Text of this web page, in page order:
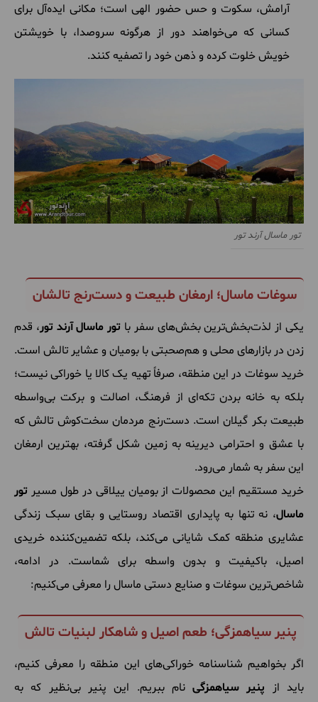
آرامش، سکوت و حس حضور الهی است؛ مکانی ایده‌آل برای
کسانی که می‌خواهند دور از هرگونه سروصدا، با خویشتن
خویش خلوت کرده و ذهن خود را تصفیه کنند.
تور ماسال آرند تور
سوغات ماسال؛ ارمغان طبیعت و دست‌رنج تالشان
یکی از لذت‌بخش‌ترین بخش‌های سفر با تور ماسال آرند تور، قدم
زدن در بازارهای محلی و هم‌صحبتی با بومیان و عشایر تالش است.
خرید سوغات در این منطقه، صرفاً تهیه یک کالا یا خوراکی نیست؛
بلکه به خانه بردن تکه‌ای از فرهنگ، اصالت و برکت بی‌واسطه
طبیعت بکر گیلان است. دست‌رنج مردمان سخت‌کوش تالش که
با عشق و احترامی دیرینه به زمین شکل گرفته، بهترین ارمغان
این سفر به شمار می‌رود.
خرید مستقیم این محصولات از بومیان ییلاقی در طول مسیر تور
ماسال، نه تنها به پایداری اقتصاد روستایی و بقای سبک زندگی
عشایری منطقه کمک شایانی می‌کند، بلکه تضمین‌کننده خریدی
اصیل، باکیفیت و بدون واسطه برای شماست. در ادامه،
شاخص‌ترین سوغات و صنایع دستی ماسال را معرفی می‌کنیم:
پنیر سیاهمزگی؛ طعم اصیل و شاهکار لبنیات تالش
اگر بخواهیم شناسنامه خوراکی‌های این منطقه را معرفی کنیم،
باید از پنیر سیاهمزگینام ببریم. این پنیر بی‌نظیر که به